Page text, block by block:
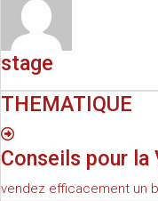
stage
THEMATIQUE
Conseils pour
vendez efficacement un